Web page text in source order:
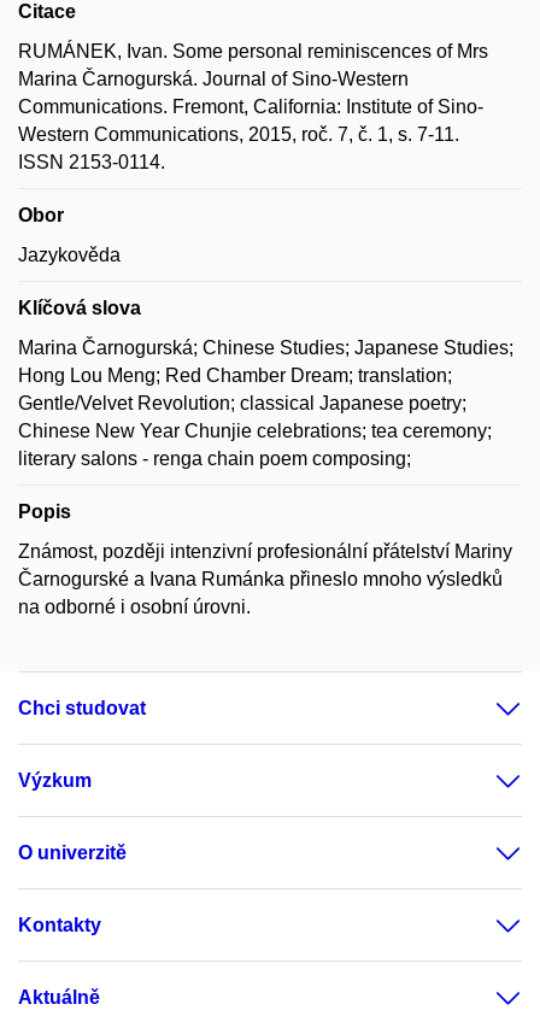
Citace
RUMÁNEK, Ivan. Some personal reminiscences of Mrs
Marina Čarnogurská. Journal of Sino-Western
Communications. Fremont, California: Institute of Sino-
Western Communications, 2015, roč. 7, č. 1, s. 7-11.
ISSN 2153-0114.
Obor
Jazykověda
Klíčová slova
Marina Čarnogurská; Chinese Studies; Japanese Studies;
Hong Lou Meng; Red Chamber Dream; translation;
Gentle/Velvet Revolution; classical Japanese poetry;
Chinese New Year Chunjie celebrations; tea ceremony;
literary salons - renga chain poem composing;
Popis
Známost, později intenzivní profesionální přátelství Mariny
Čarnogurské a Ivana Rumánka přineslo mnoho výsledků
na odborné i osobní úrovni.
Chci studovat
Výzkum
O univerzitě
Kontakty
Aktuálně